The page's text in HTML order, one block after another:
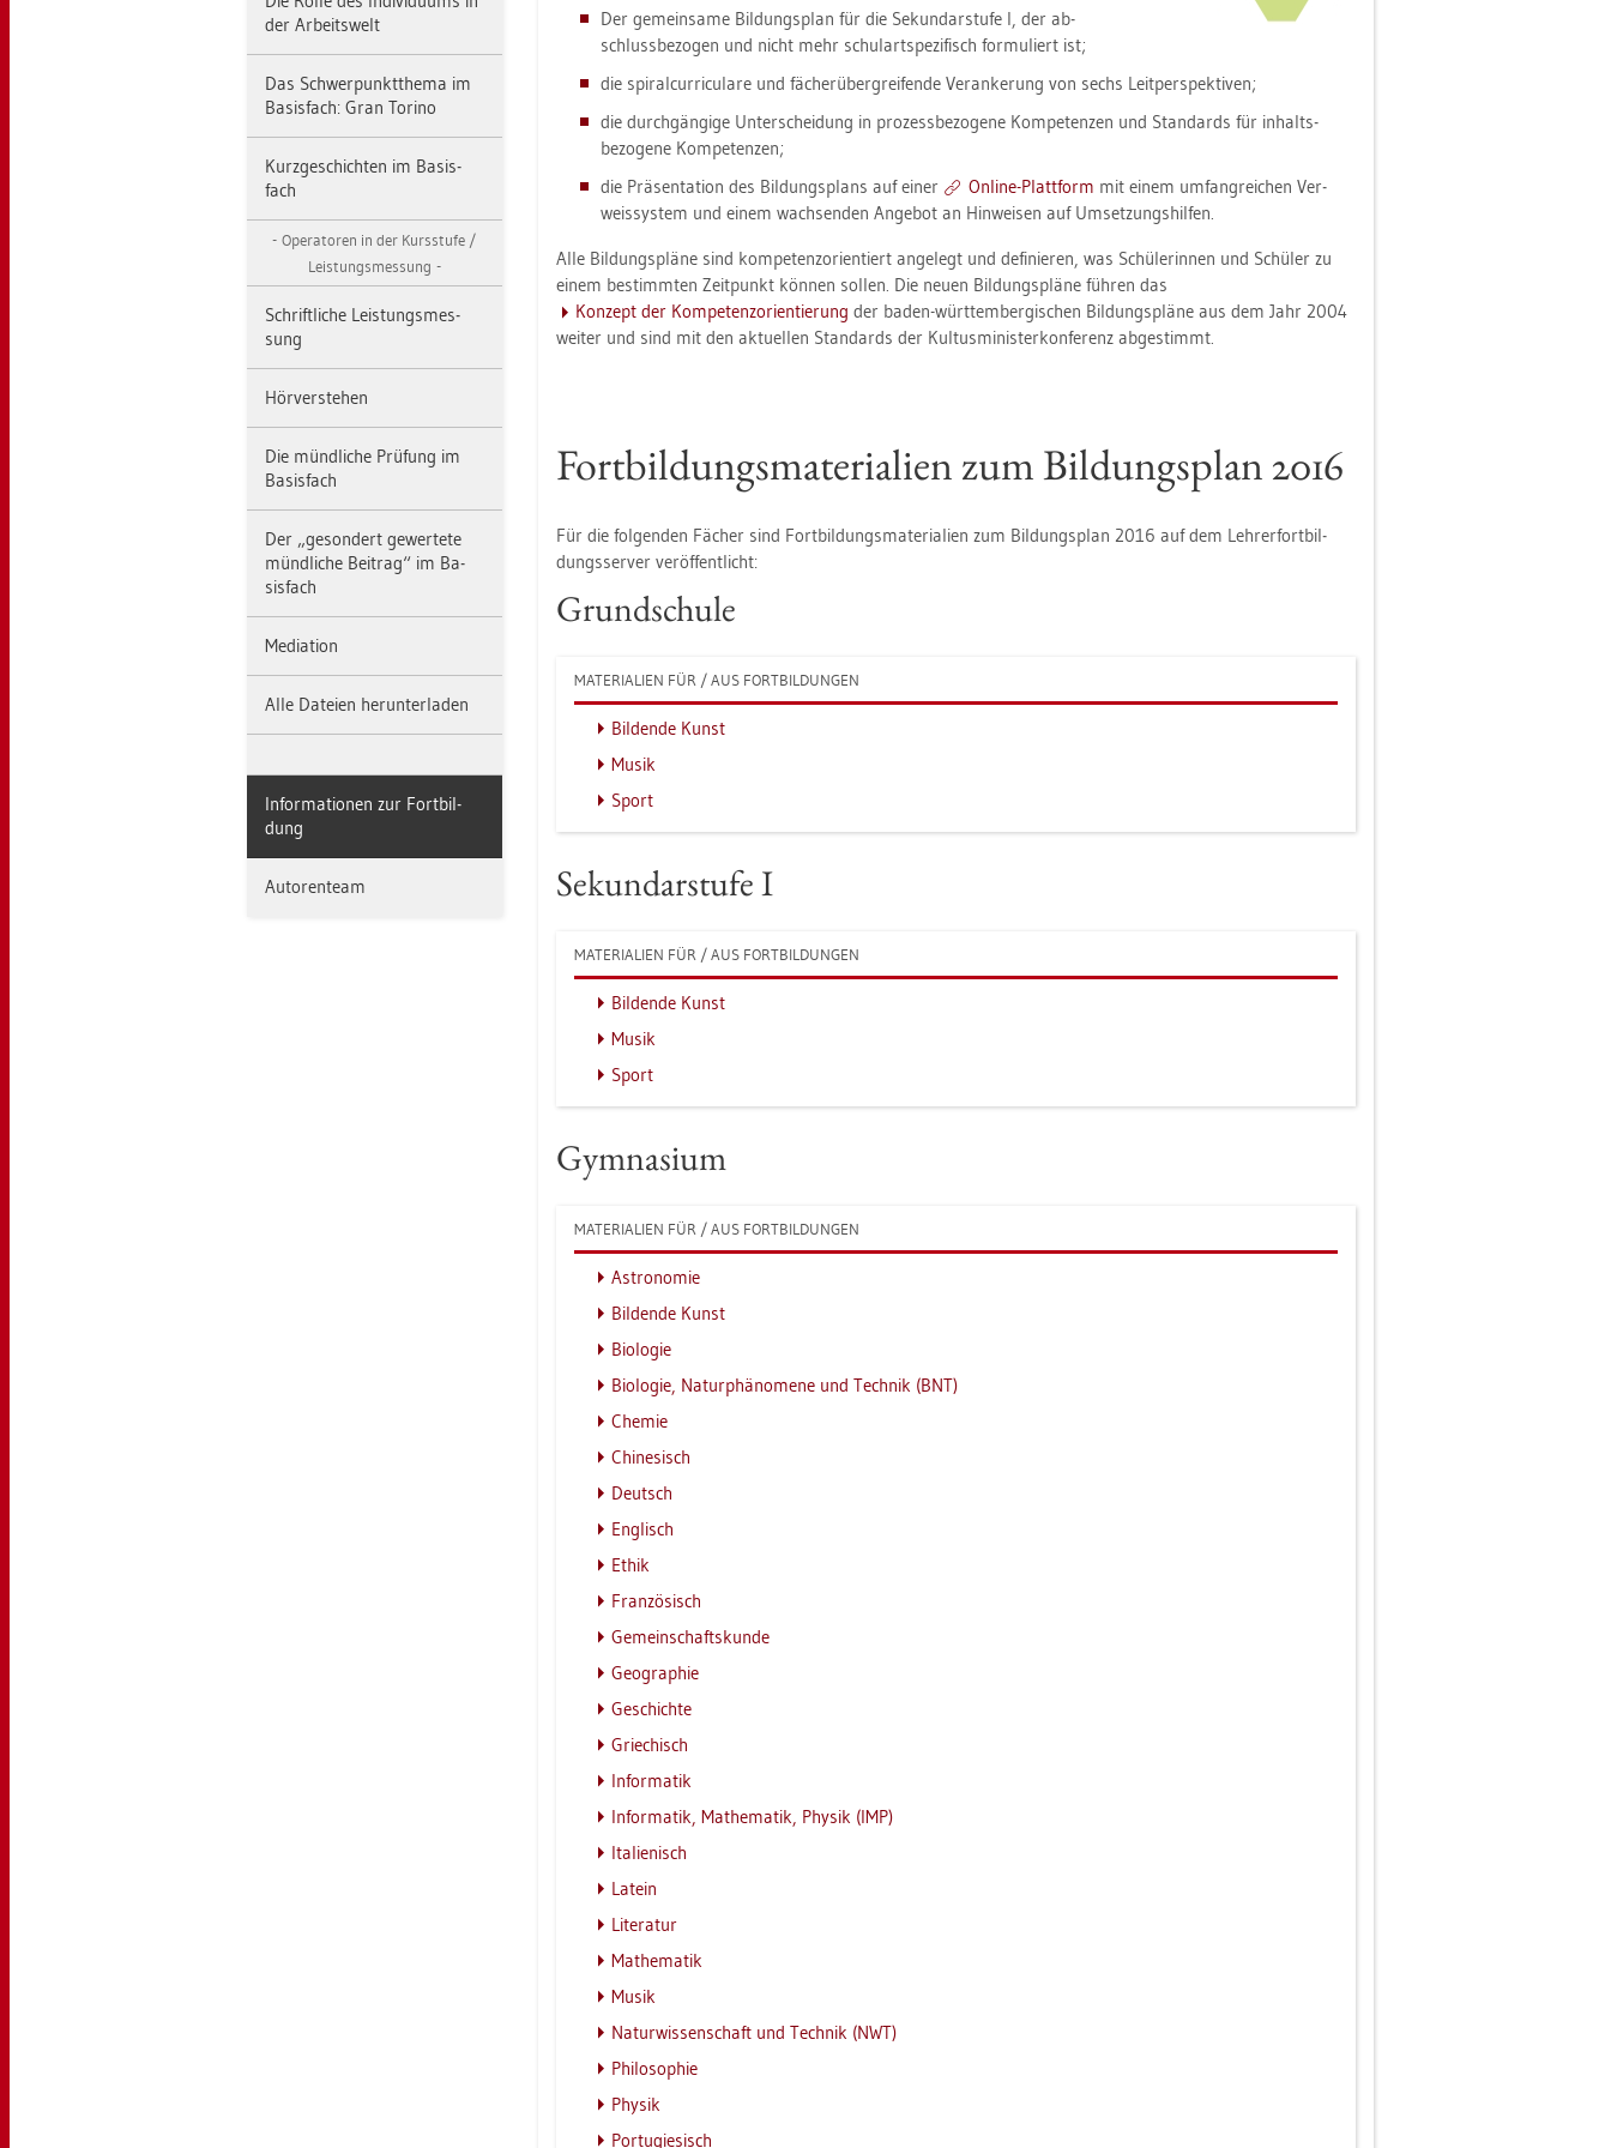
der Ar­beits­welt
Das Schwer­punkt­the­ma im
Ba­sis­fach: Gran To­ri­no
Kurz­ge­schich­ten im Ba­sis­
fach
Ope­ra­to­ren in der Kurs­stu­fe /
Leis­tungs­mes­sung
Schrift­li­che Leis­tungs­mes­
sung
Hör­ver­ste­hen
Die münd­li­che Prü­fung im
Ba­sis­fach
Der „ge­son­dert ge­wer­te­te
münd­li­che Bei­trag“ im Ba­
sis­fach
Me­dia­ti­on
Alle Da­tei­en her­un­ter­la­den
In­for­ma­tio­nen zur Fort­bil­
dung
Au­to­ren­team
Der ge­mein­sa­me Bil­dungs­plan für die Se­kun­dar­stu­fe I, der ab­
schluss­be­zo­gen und nicht mehr schul­art­spe­zi­fisch for­mu­liert ist;
die spi­ral­cur­ri­cu­la­re und fä­cher­über­grei­fen­de Ver­an­ke­rung von sechs Leit­per­spek­ti­ven;
die durch­gän­gi­ge Un­ter­schei­dung in pro­zess­be­zo­ge­ne Kom­pe­ten­zen und Stan­dards für in­halts­
be­zo­ge­ne Kom­pe­ten­zen;
die Prä­sen­ta­ti­on des Bil­dungs­plans auf einer
On­line-Platt­form mit einem um­fang­rei­chen Ver­
weis­sys­tem und einem wach­sen­den An­ge­bot an Hin­wei­sen auf Um­set­zungs­hil­fen.
Alle Bil­dungs­plä­ne sind kom­pe­tenz­ori­en­tiert an­ge­legt und de­fi­nie­ren, was Schü­le­rin­nen und Schü­ler zu
einem be­stimm­ten Zeit­punkt kön­nen sol­len. Die neuen Bil­dungs­plä­ne füh­ren das
Kon­zept der Kom­pe­tenz­ori­en­tie­rung der baden-würt­tem­ber­gi­schen Bil­dungs­plä­ne aus dem Jahr 2004
wei­ter und sind mit den ak­tu­el­len Stan­dards der Kul­tus­mi­nis­ter­kon­fe­renz ab­ge­stimmt.
Fort­bil­dungs­ma­te­ria­li­en zum Bil­dungs­plan 2016
Für die fol­gen­den Fä­cher sind Fort­bil­dungs­ma­te­ria­li­en zum Bil­dungs­plan 2016 auf dem Leh­rer­fort­bil­
dungs­ser­ver ver­öf­fent­licht:
Grund­schu­le
MA­TE­RIA­LI­EN FÜR / AUS FORT­BIL­DUN­GEN
Bil­den­de Kunst
Musik
Sport
Se­kun­dar­stu­fe I
MA­TE­RIA­LI­EN FÜR / AUS FORT­BIL­DUN­GEN
Bil­den­de Kunst
Musik
Sport
Gym­na­si­um
MA­TE­RIA­LI­EN FÜR / AUS FORT­BIL­DUN­GEN
As­tro­no­mie
Bil­den­de Kunst
Bio­lo­gie
Bio­lo­gie, Na­tur­phä­no­me­ne und Tech­nik (BNT)
Che­mie
Chi­ne­sisch
Deutsch
Eng­lisch
Ethik
Fran­zö­sisch
Ge­mein­schafts­kun­de
Geo­gra­phie
Ge­schich­te
Grie­chisch
In­for­ma­tik
In­for­ma­tik, Ma­the­ma­tik, Phy­sik (IMP)
Ita­lie­nisch
La­tein
Li­te­ra­tur
Ma­the­ma­tik
Musik
Na­tur­wis­sen­schaft und Tech­nik (NWT)
Phi­lo­so­phie
Phy­sik
Por­tu­gie­sisch